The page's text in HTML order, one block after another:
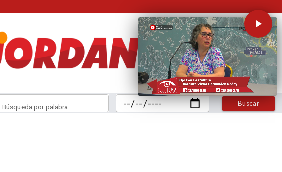
Buscar
Búsqueda por palabra